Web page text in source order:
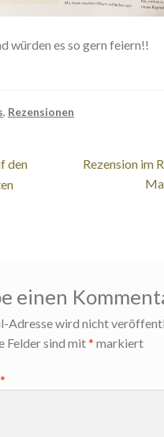
würden es so gern feiern!!
, Rezensionen
den
Nächster
Rezension im
einen
Adresse wird nicht
Felder sind mit* markiert
*